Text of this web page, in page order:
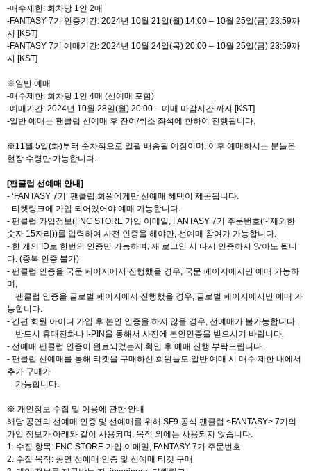
-매수제한: 회차당 1 인 2매
-FANTASY 7기 인증기간: 2024년 10월 21 일(월) 14:00 – 10월 25일(금) 23:59까
지 [KST]
-FANTASY 7기 예매기간: 2024년 10월 24일(목) 20:00 – 10월 25일(금) 23:59까
지 [KST]
※일반 예매
-매수제한: 회차당 1 인 4매 (선예매 포함)
-예매기간: 2024년 10월 28일(월) 20:00 – 예매 마감시간 까지 [KST]
-일반 예매는 팬클럽 선예매 후 잔여/취소 좌석에 한하여 진행됩니다
※11 월 5일(화)부터 순차적으로 일괄 배송될 예정이며 이후 예매하시는 분들은
현장 수령만 가능합니다
[팬클럽 선예매 안내]
- ‘FANTASY 7기’ 팬클럽 회원에게만 선예매 혜택이 제공됩니다
- 티켓링크에 가입 되어있어야 예매 가능합니다
- 팬클럽 가입정보(FNC STORE 가입 이메일 , FANTASY 7기 주문번호(‘-‘제외한
숫자 15자리))를 입력하여 사전 인증을 해야만 선예매 참여가 가능합니다
- 한 개의 ID 로 한번의 인증만 가능하며 재 로그인 시 다시 인증하지 않아도 됩니
다 . (중복 인증 불가)
- 팬클럽 인증을 국문 페이지에서 진행했을 경우 국문 페이지에서만 예매 가능하
며
팬클럽 인증을 글로벌 페이지에서 진행했을 경우 글로벌 페이지에서만 예매 가
능합니다
- 간편 회원 아이디 가입 후 본인 인증을 하지 않을 경우 선예매가 불가능합니다
반드시 휴대전화나 I-PIN을 통해서 사전에 본인인증을 받으시기 바랍니다
- 선예매 팬클럽 인증이 완료되었는지 확인 후 예매 진행 부탁드립니다
- 팬클럽 선예매를 통해 티켓을 구매하신 회원들도 일반 예매 시 매수 제한 내에서
추가 구매가
가능합니다
※ 개인정보 수집 및 이용에 관한 안내
해당 공연의 선예매 인증 및 선예매를 위해 SF9 공식 팬클럽 <FANTASY> 7기의
가입 정보가 아래와 같이 사용되며 목적 외에는 사용되지 않습니다
1. 수집 항목: FNC STORE 가입 이메일 , FANTASY 7기 주문번호
2. 수집 목적: 공연 선예매 인증 및 선예매 티켓 구매